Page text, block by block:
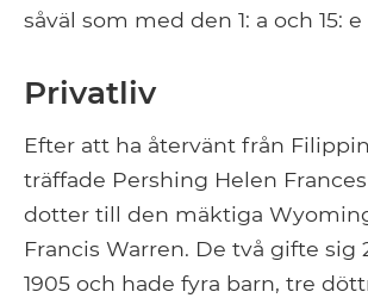
såväl som med den 1: a och 15:
Privatliv
Efter att ha återvänt från
träffade Pershing Helen
dotter till den mäktiga
Francis Warren. De två gifte sig
1905 och hade fyra barn, tre